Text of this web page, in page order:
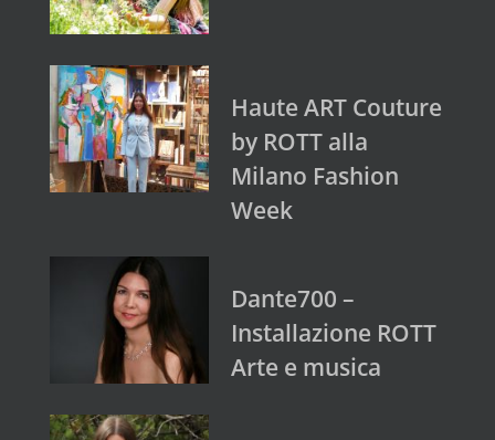
Haute ART Couture
by ROTT alla
Milano Fashion
Week
Dante700 –
Installazione ROTT
Arte e musica